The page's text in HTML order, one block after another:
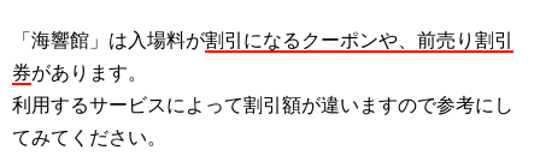
「海響館」は入場料が割引になるクーポンや、前売り割引
券があります。
利用するサービスによって割引額が違いますので参考にし
てみてください。